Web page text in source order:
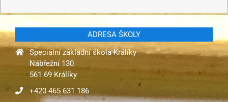
ADRESA ŠKOLY
Speciální základní škola Králíky
Nábřežní 130
561 69 Králíky
+420 465 631 186